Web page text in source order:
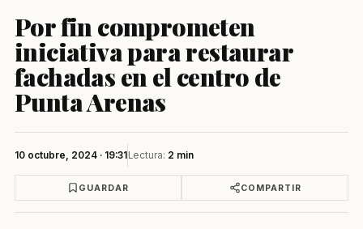
Por fin comprometen
iniciativa para restaurar
fachadas en el centro de
Punta Arenas
10 octubre, 2024 · 19:31Lectura: 2 min
GUARDAR COMPARTIR